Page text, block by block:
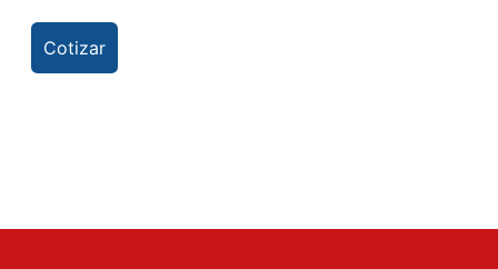
Cotizar